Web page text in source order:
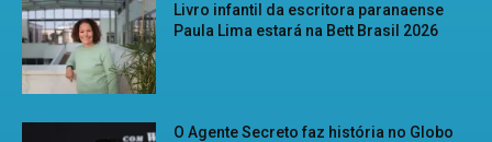
Livro infantil da escritora paranaense
Paula Lima estará na Bett Brasil 2026
O Agente Secreto faz história no Globo